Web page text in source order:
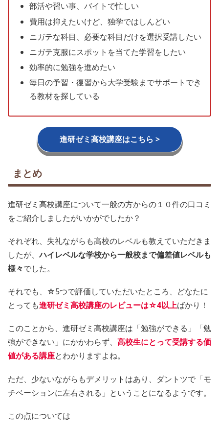
部活や習い事、バイトで忙しい
費用は抑えたいけど、独学ではしんどい
ニガテな科目、必要な科目だけを選択受講したい
ニガテ克服にスポットを当てた学習をしたい
効率的に勉強を進めたい
毎日の予習・復習から大学受験までサポートでき
る教材を探している
進研ゼミ高校講座はこちら >
まとめ
進研ゼミ高校講座について一般の方からの１０件の口コミ
をご紹介しましたがいかがでしたか？
それぞれ、失礼ながらも高校のレベルも教えていただきま
したが、ハイレベルな学校から一般校まで偏差値レベルも
様々でした。
それでも、☆5つで評価していただいたところ、どなたに
とっても進研ゼミ高校講座のレビューは☆4以上ばかり！
このことから、進研ゼミ高校講座は「勉強ができる」「勉
強ができない」にかかわらず、 高校生にとって受講する価
値がある講座とわかりますよね。
ただ、少ないながらもデメリットはあり、ダントツで「モ
チベーションに左右される」ということになるようです。
この点については